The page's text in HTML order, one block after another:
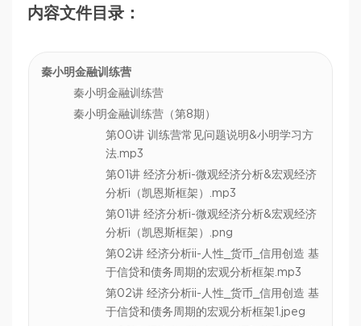
内容文件目录：
秦小明金融训练营
秦小明金融训练营
秦小明金融训练营（第8期）
第00讲 训练营常见问题说明&小明学习方
法.mp3
第01讲 经济分析i-微观经济分析&宏观经济
分析i（凯恩斯框架）.mp3
第01讲 经济分析i-微观经济分析&宏观经济
分析i（凯恩斯框架）.png
第02讲 经济分析ii-人性_货币_信用创造 基
于信贷和债务周期的宏观分析框架.mp3
第02讲 经济分析ii-人性_货币_信用创造 基
于信贷和债务周期的宏观分析框架1.jpeg